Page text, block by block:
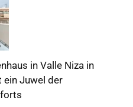
in Valle Niza in
ein Juwel der